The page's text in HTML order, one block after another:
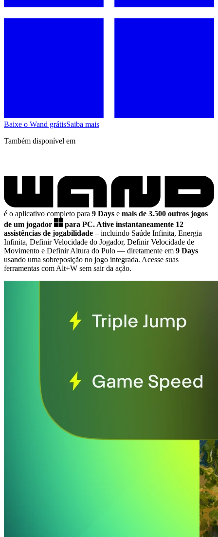
Baixe o Wand grátisSaiba mais
Também disponível em
é o aplicativo completo para 9 Days e mais de 3.500 outros jogos
de um jogador
para PC. Ative instantaneamente 12
assistências de jogabilidade – incluindo Saúde Infinita, Energia
Infinita, Definir Velocidade do Jogador, Definir Velocidade de
Movimento e Definir Altura do Pulo — diretamente em 9 Days
usando uma sobreposição no jogo integrada. Acesse suas
ferramentas com Alt+W sem sair da ação.